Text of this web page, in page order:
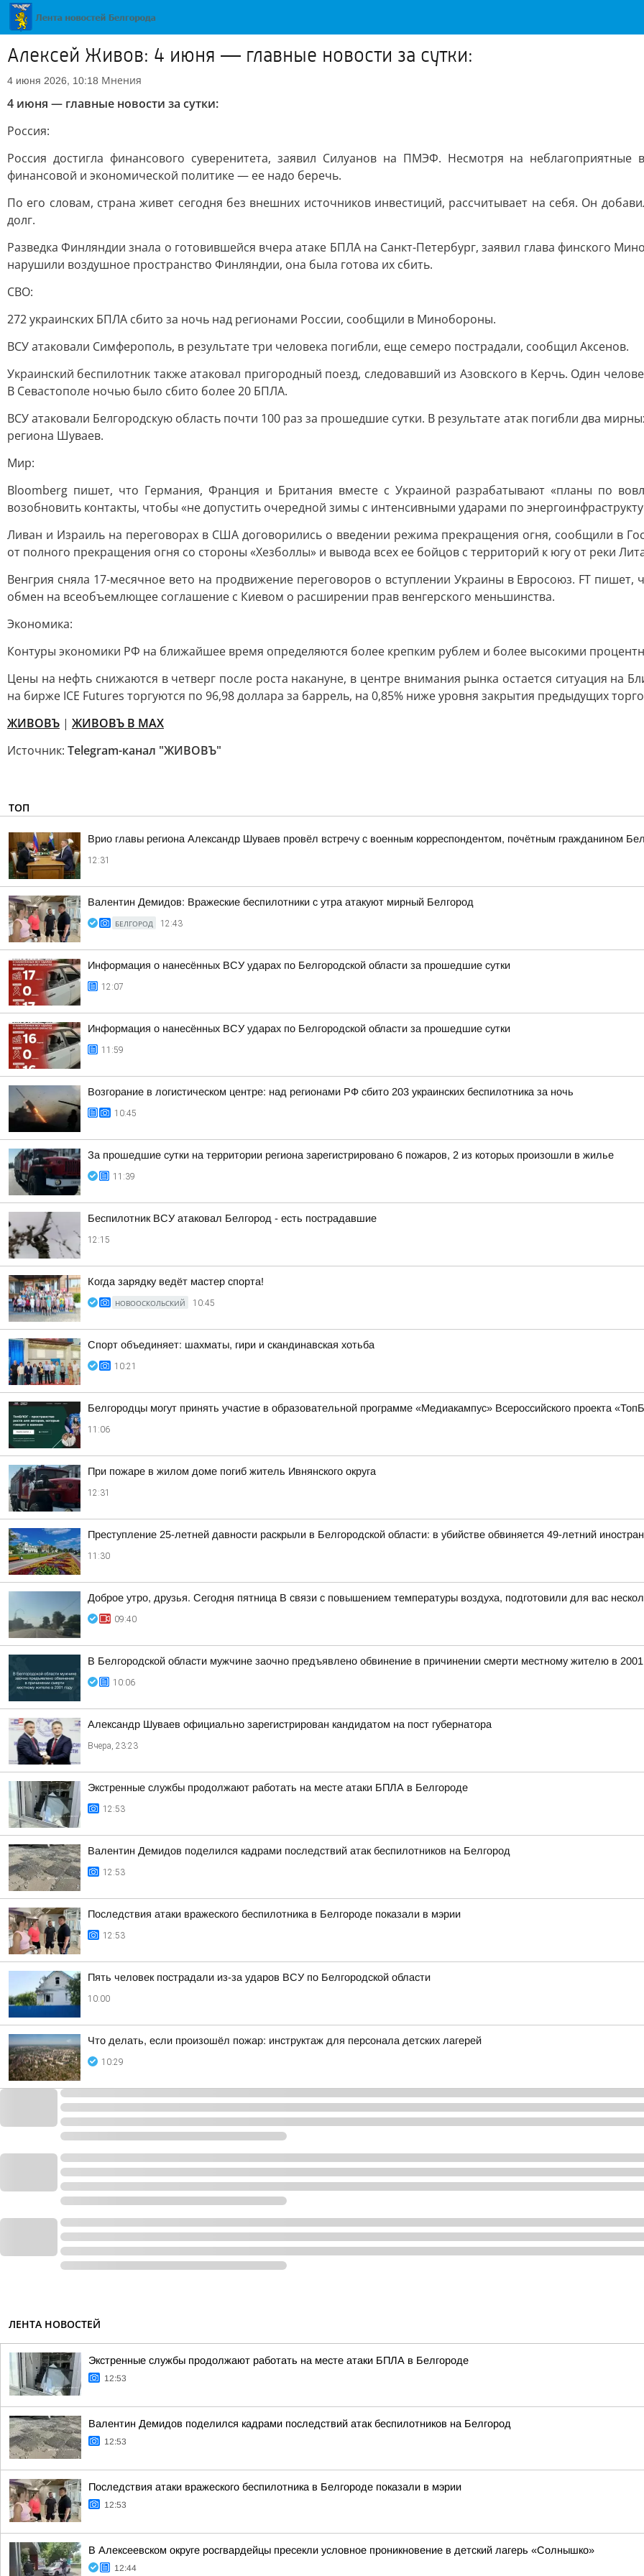
Алексей Живов: 4 июня — главные новости за сутки:
4 июня 2026, 10:18 Мнения
4 июня — главные новости за сутки:
Россия:
Россия достигла финансового суверенитета, заявил Силуанов на ПМЭФ. Несмотря на неблагоприятные
финансовой и экономической политике — ее надо беречь.
По его словам, страна живет сегодня без внешних источников инвестиций, рассчитывает на себя. Он
долг.
Разведка Финляндии знала о готовившейся вчера атаке БПЛА на Санкт-Петербург, заявил глава финского
нарушили воздушное пространство Финляндии, она была готова их сбить.
СВО:
272 украинских БПЛА сбито за ночь над регионами России, сообщили в Минобороны.
ВСУ атаковали Симферополь, в результате три человека погибли, еще семеро пострадали, сообщил Аксенов.
Украинский беспилотник также атаковал пригородный поезд, следовавший из Азовского в Керчь. Один
В Севастополе ночью было сбито более 20 БПЛА.
ВСУ атаковали Белгородскую область почти 100 раз за прошедшие сутки. В результате атак погибли два
региона Шуваев.
Мир:
Bloomberg пишет, что Германия, Франция и Британия вместе с Украиной разрабатывают «планы по
возобновить контакты, чтобы «не допустить очередной зимы с интенсивными ударами по
Ливан и Израиль на переговорах в США договорились о введении режима прекращения огня, сообщили в
от полного прекращения огня со стороны «Хезболлы» и вывода всех ее бойцов с территорий к югу от реки
Венгрия сняла 17-месячное вето на продвижение переговоров о вступлении Украины в Евросоюз. FT
обмен на всеобъемлющее соглашение с Киевом о расширении прав венгерского меньшинства.
Экономика:
Контуры экономики РФ на ближайшее время определяются более крепким рублем и более высокими
Цены на нефть снижаются в четверг после роста накануне, в центре внимания рынка остается ситуация на
на бирже ICE Futures торгуются по 96,98 доллара за баррель, на 0,85% ниже уровня закрытия предыдущих
ЖИВОВЪ | ЖИВОВЪ В МАХ
Источник: Telegram-канал "ЖИВОВЪ"
ТОП
Врио главы региона Александр Шуваев провёл встречу с военным корреспондентом, почётным гражданином
12:31
Валентин Демидов: Вражеские беспилотники с утра атакуют мирный Белгород
БЕЛГОРОД 12:43
Информация о нанесённых ВСУ ударах по Белгородской области за прошедшие сутки
12:07
Информация о нанесённых ВСУ ударах по Белгородской области за прошедшие сутки
11:59
Возгорание в логистическом центре: над регионами РФ сбито 203 украинских беспилотника за ночь
10:45
За прошедшие сутки на территории региона зарегистрировано 6 пожаров, 2 из которых произошли в жилье
11:39
Беспилотник ВСУ атаковал Белгород - есть пострадавшие
12:15
Когда зарядку ведёт мастер спорта!
НОВООСКОЛЬСКИЙ 10:45
Спорт объединяет: шахматы, гири и скандинавская хотьба
10:21
Белгородцы могут принять участие в образовательной программе «Медиакампус» Всероссийского проекта
11:06
При пожаре в жилом доме погиб житель Ивнянского округа
12:31
Преступление 25-летней давности раскрыли в Белгородской области: в убийстве обвиняется 49-летний
11:30
Доброе утро, друзья. Сегодня пятница В связи с повышением температуры воздуха, подготовили для вас
09:40
В Белгородской области мужчине заочно предъявлено обвинение в причинении смерти местному жителю в 2001
10:06
Александр Шуваев официально зарегистрирован кандидатом на пост губернатора
Вчера, 23:23
Экстренные службы продолжают работать на месте атаки БПЛА в Белгороде
12:53
Валентин Демидов поделился кадрами последствий атак беспилотников на Белгород
12:53
Последствия атаки вражеского беспилотника в Белгороде показали в мэрии
12:53
Пять человек пострадали из-за ударов ВСУ по Белгородской области
10:00
Что делать, если произошёл пожар: инструктаж для персонала детских лагерей
10:29
ЛЕНТА НОВОСТЕЙ
Экстренные службы продолжают работать на месте атаки БПЛА в Белгороде
12:53
Валентин Демидов поделился кадрами последствий атак беспилотников на Белгород
12:53
Последствия атаки вражеского беспилотника в Белгороде показали в мэрии
12:53
В Алексеевском округе росгвардейцы пресекли условное проникновение в детский лагерь «Солнышко»
12:44